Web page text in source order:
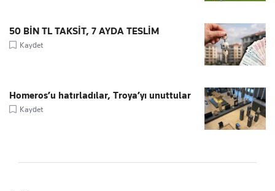
50 BİN TL TAKSİT, 7 AYDA TESLİM
Kaydet
Homeros’u hatırladılar, Troya’yı unuttular
Kaydet